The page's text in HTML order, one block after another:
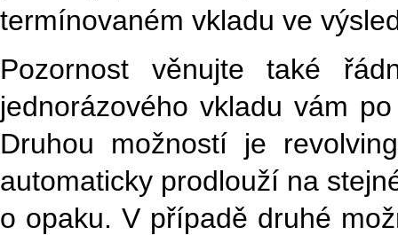
termínovaném vkladu ve
Pozornost věnujte také
jednorázového vkladu vám
Druhou možností je
automaticky prodlouží na
o opaku. V případě druhé